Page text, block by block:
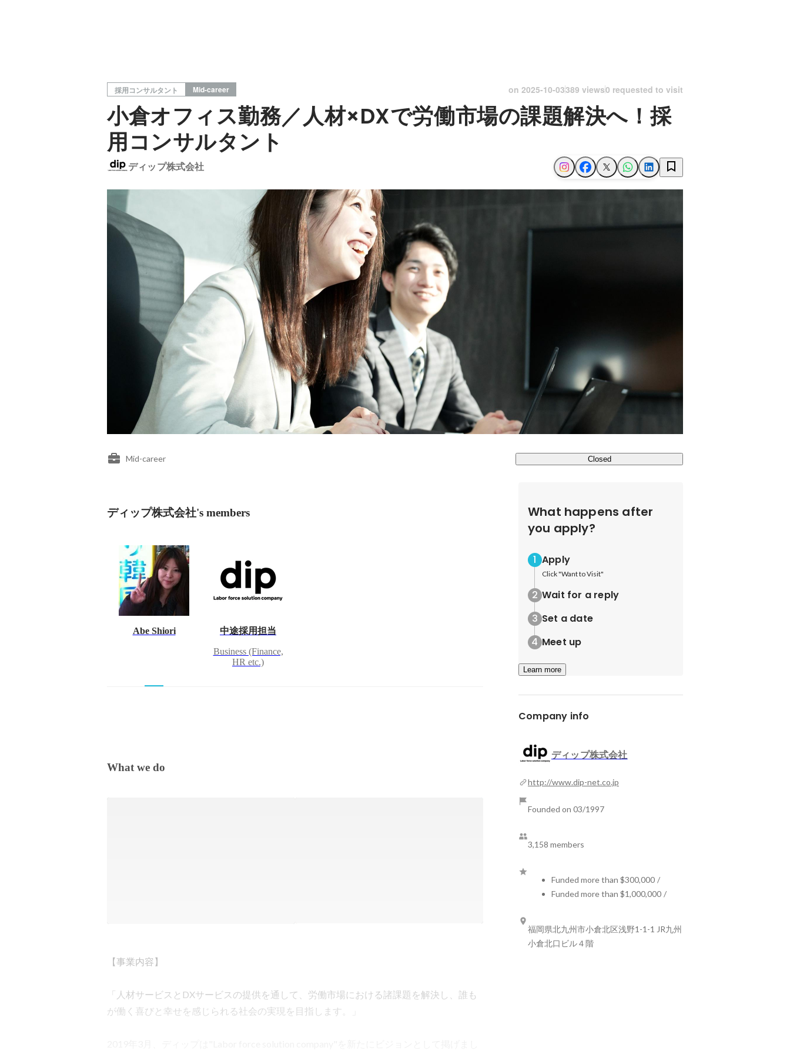
採用コンサルタント Mid-career on 2025-10-03389 views0 requested to visit
小倉オフィス勤務／人材×DXで労働市場の課題解決へ！採
用コンサルタント
ディップ株式会社
Mid-career Closed
ディップ株式会社's members
Abe Shiori 中途採用担当
Business (Finance,
HR etc.)
What we do
【事業内容】
「人材サービスとDXサービスの提供を通して、労働市場における諸課題を解決し、誰も
が働く喜びと幸せを感じられる社会の実現を目指します。」
What happens after
you apply?
Apply
Click "Want to Visit"
Wait for a reply
Set a date
Meet up
Learn more
Company info
ディップ株式会社
http://www.dip-net.co.jp
Founded on 03/1997
3,158 members
Funded more than $300,000 /
Funded more than $1,000,000 /
福岡県北九州市小倉北区浅野1-1-1 JR九州
小倉北口ビル４階